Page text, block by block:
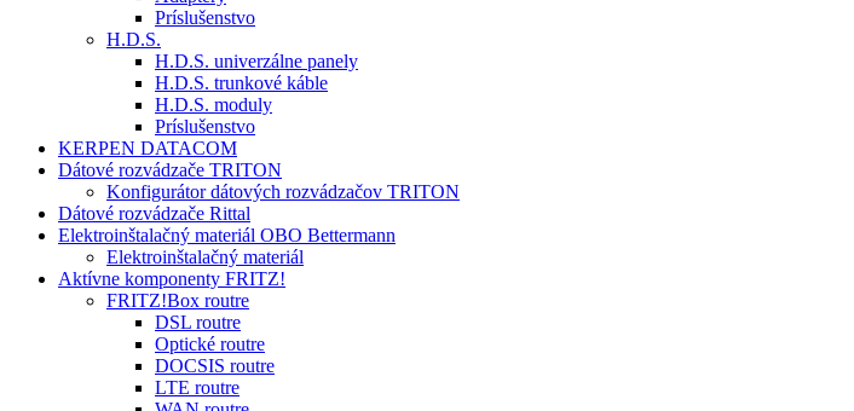
Príslušenstvo
H.D.S.
H.D.S. univerzálne panely
H.D.S. trunkové káble
H.D.S. moduly
Príslušenstvo
KERPEN DATACOM
Dátové rozvádzače TRITON
Konfigurátor dátových rozvádzačov TRITON
Dátové rozvádzače Rittal
Elektroinštalačný materiál OBO Bettermann
Elektroinštalačný materiál
Aktívne komponenty FRITZ!
FRITZ!Box routre
DSL routre
Optické routre
DOCSIS routre
LTE routre